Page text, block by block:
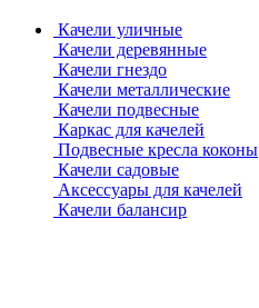
Качели уличные
Качели деревянные
Качели гнездо
Качели металлические
Качели подвесные
Каркас для качелей
Подвесные кресла коконы
Качели садовые
Аксессуары для качелей
Качели балансир